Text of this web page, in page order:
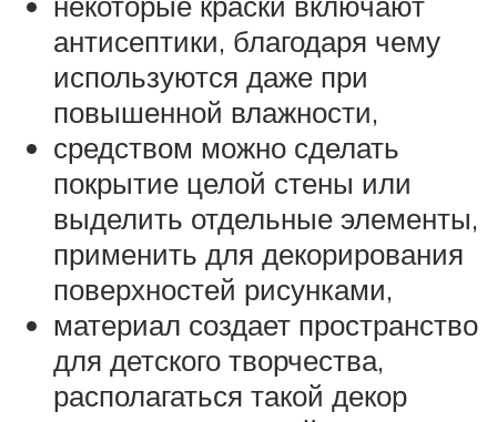
антисептики, благодаря чему
используются даже при
повышенной влажности,
средством можно сделать
покрытие целой стены или
выделить отдельные элементы,
применить для декорирования
поверхностей рисунками,
материал создает пространство
для детского творчества,
располагаться такой декор